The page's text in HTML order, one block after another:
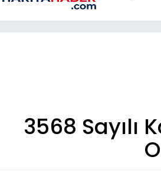
3568 Sayılı